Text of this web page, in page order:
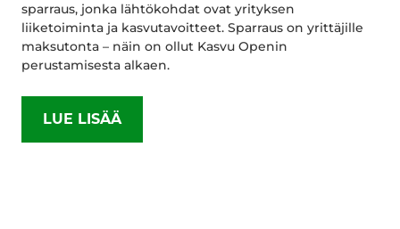
sparraus, jonka lähtökohdat ovat yrityksen
liiketoiminta ja kasvutavoitteet. Sparraus on yrittäjille
maksutonta – näin on ollut Kasvu Openin
perustamisesta alkaen.
LUE LISÄÄ